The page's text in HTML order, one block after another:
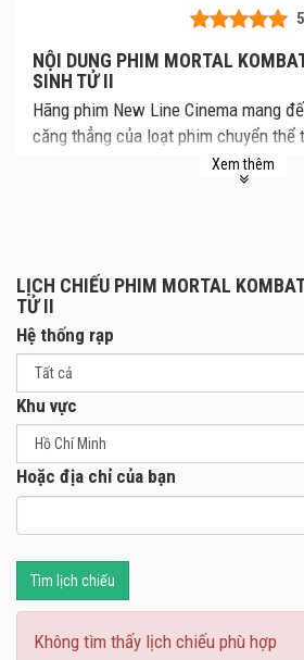
5
NỘI DUNG PHIM MORTAL
SINH TỬ II
Hãng phim New Line Cinema mang
căng thẳng của loạt phim chuyển
– Mortal Kombat II – với sự khốc liệt
các chiến binh được yêu mến, giờ có
Xem thêm
LỊCH CHIẾU PHIM MORTAL
TỬ II
Hệ thống rạp
Khu vực
Hoặc địa chỉ của bạn
Tìm lịch chiếu
Không tìm thấy lịch chiếu phù hợp